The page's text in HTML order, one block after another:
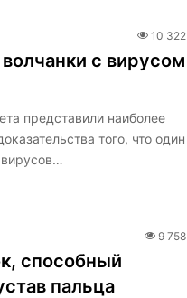
10 322
с вирусом
представили наиболее
того, что один
9 758
способный
пальца